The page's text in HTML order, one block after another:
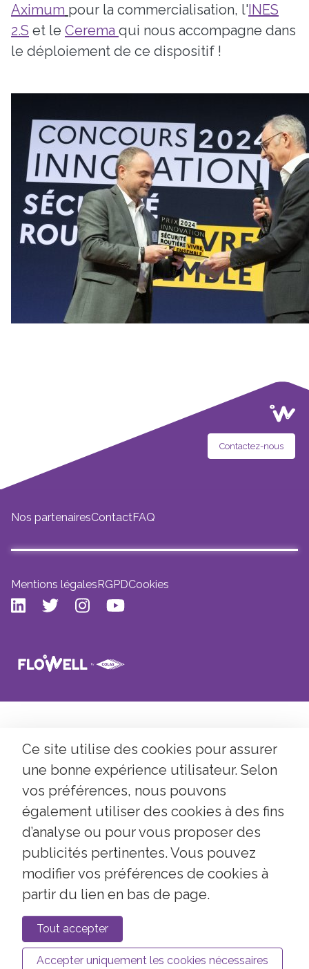
Aximum pour la commercialisation, l'INES
2.S et le Cerema qui nous accompagne dans
le déploiement de ce dispositif !
Contactez-nous
Nos partenairesContactFAQ
LinkedInTwitterInstagram
Youtube
Mentions légalesRGPDCookies
Ce site utilise des cookies pour assurer
une bonne expérience utilisateur. Selon
vos préférences, nous pouvons
également utiliser des cookies à des fins
d’analyse ou pour vous proposer des
publicités pertinentes. Vous pouvez
modifier vos préférences de cookies à
partir du lien en bas de page.
Tout accepter
Accepter uniquement les cookies nécessaires